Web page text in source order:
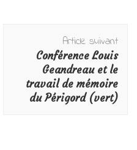
Article suivant
Conférence Louis
Geandreau et le
travail de mémoire
du Périgord (vert)